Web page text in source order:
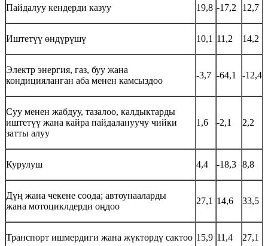
Пайдалуу кендерди казуу 19,8 -17,2 12,7
Иштетүү өндүрүшү 10,1 11,2 14,2
Электр энергия, газ, буу жана
кондицияланган аба менен камсыздоо
-3,7 -64,1 -12,4
Cуу менен жабдуу, тазалоо, калдыктарды
иштетүү жана кайра пайдалануучу чийки
затты алуу
1,6 -2,1 2,2
Курулуш 4,4 -18,3 8,8
Дүң жана чекене соода; автоунааларды
жана мотоциклдерди оңдоо
27,1 14,6 33,5
Транспорт ишмердиги жана жүктөрдү сактоо 15,9 11,4 27,1